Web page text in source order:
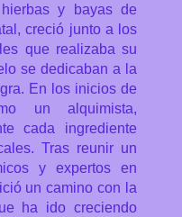
y bayas de
creció junto a los
que realizaba su
se dedicaban a la
En los inicios de
un alquimista,
cada ingrediente
Tras reunir un
y expertos en
un camino con la
ha ido creciendo